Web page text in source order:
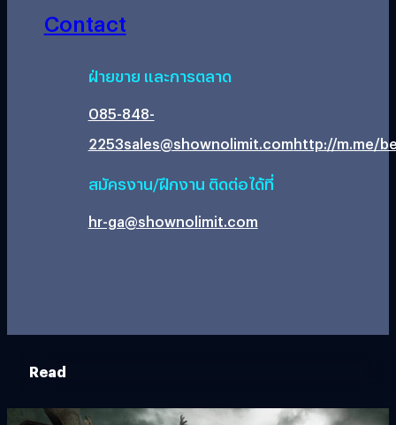
Contact
ฝ่ายขาย และการตลาด
085-848-
2253sales@shownolimit.comhttp://m.me/
สมัครงาน/ฝึกงาน ติดต่อได้ที่
hr-ga@shownolimit.com
Read